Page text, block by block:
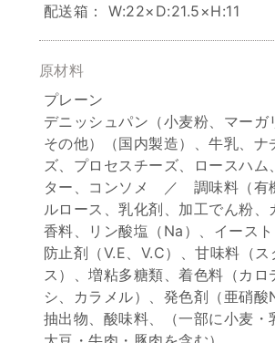
配送箱： W:22×D:21.5×H:11
原材料
プレーン
デニッシュパン（小麦粉、マーガ
その他）（国内製造）、牛乳、ナ
ズ、プロセスチーズ、ロースハム
ター、コンソメ ／ 調味料（有
ルロース、乳化剤、加工でん粉、
香料、リン酸塩（Na）、イース
防止剤（V.E、V.C）、甘味料（ス
ス）、増粘多糖類、着色料（カロ
シ、カラメル）、発色剤（亜硝酸
抽出物、酸味料、（一部に小麦・